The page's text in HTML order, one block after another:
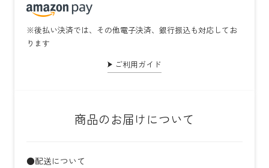
※後払い決済では、その他電子決済、銀行振込も対応してお
ります
ご利用ガイド
商品のお届けについて
●配送について